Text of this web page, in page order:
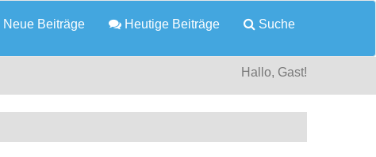
Neue Beiträge Heutige Beiträge Suche
Hallo, Gast!